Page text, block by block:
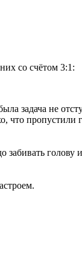
со счётом 3:1:
задача не
что пропустили
голову